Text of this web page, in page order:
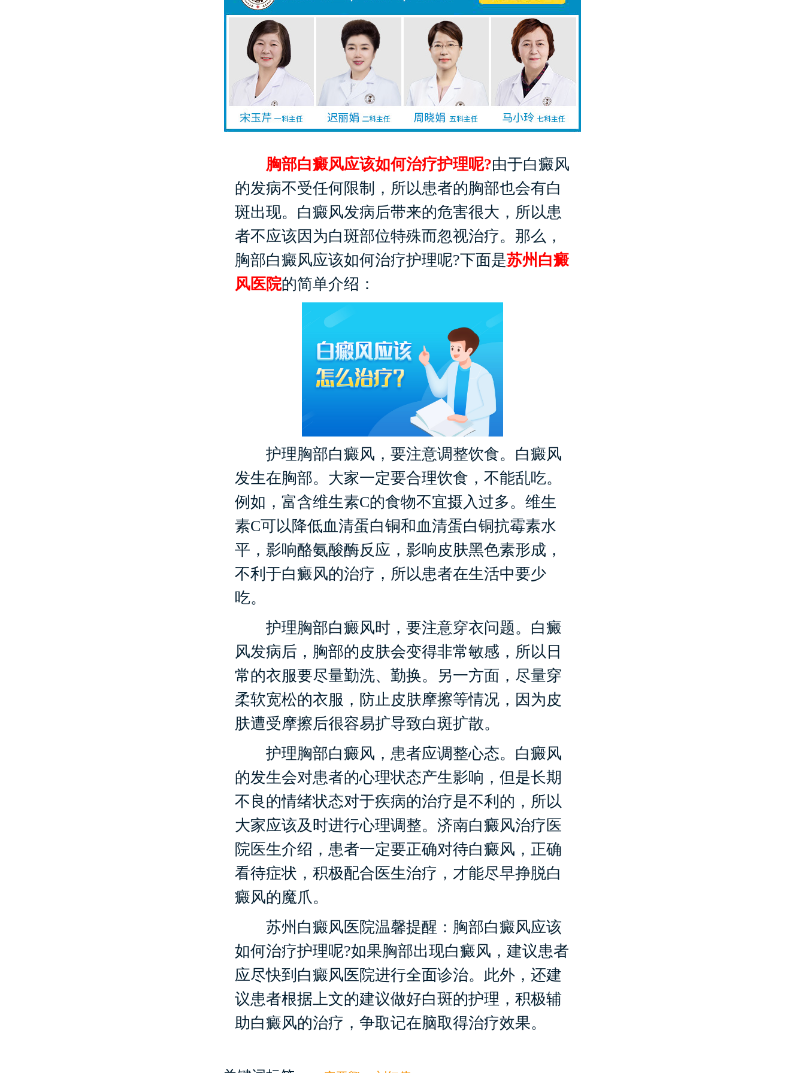
胸部白癜风应该如何治疗护理呢?由于白癜风
的发病不受任何限制，所以患者的胸部也会有白
斑出现。白癜风发病后带来的危害很大，所以患
者不应该因为白斑部位特殊而忽视治疗。那么，
胸部白癜风应该如何治疗护理呢?下面是苏州白癜
风医院的简单介绍：
护理胸部白癜风，要注意调整饮食。白癜风
发生在胸部。大家一定要合理饮食，不能乱吃。
例如，富含维生素C的食物不宜摄入过多。维生
素C可以降低血清蛋白铜和血清蛋白铜抗霉素水
平，影响酪氨酸酶反应，影响皮肤黑色素形成，
不利于白癜风的治疗，所以患者在生活中要少
吃。
护理胸部白癜风时，要注意穿衣问题。白癜
风发病后，胸部的皮肤会变得非常敏感，所以日
常的衣服要尽量勤洗、勤换。另一方面，尽量穿
柔软宽松的衣服，防止皮肤摩擦等情况，因为皮
肤遭受摩擦后很容易扩导致白斑扩散。
护理胸部白癜风，患者应调整心态。白癜风
的发生会对患者的心理状态产生影响，但是长期
不良的情绪状态对于疾病的治疗是不利的，所以
大家应该及时进行心理调整。济南白癜风治疗医
院医生介绍，患者一定要正确对待白癜风，正确
看待症状，积极配合医生治疗，才能尽早挣脱白
癜风的魔爪。
苏州白癜风医院温馨提醒：胸部白癜风应该
如何治疗护理呢?如果胸部出现白癜风，建议患者
应尽快到白癜风医院进行全面诊治。此外，还建
议患者根据上文的建议做好白斑的护理，积极辅
助白癜风的治疗，争取记在脑取得治疗效果。